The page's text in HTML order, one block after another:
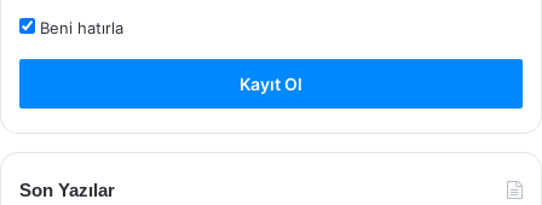
Beni hatırla
Kayıt Ol
Son Yazılar